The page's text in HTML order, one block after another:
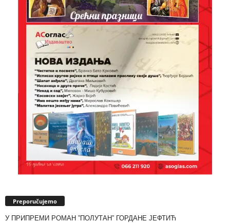
Preporučujemo
У ПРИПРЕМИ РОМАН ”ПОЛУТАН” ГОРДАНЕ ЈЕФТИЋ